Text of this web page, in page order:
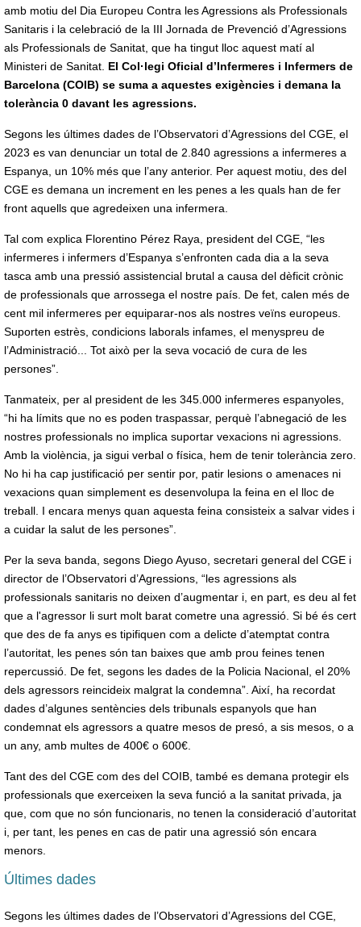
amb motiu del Dia Europeu Contra les Agressions als Professionals
Sanitaris i la celebració de la III Jornada de Prevenció d’Agressions
als Professionals de Sanitat, que ha tingut lloc aquest matí al
Ministeri de Sanitat. El Col·legi Oficial d’Infermeres i Infermers de
Barcelona (COIB) se suma a aquestes exigències i demana la
tolerància 0 davant les agressions.
Segons les últimes dades de l’Observatori d’Agressions del CGE, el
2023 es van denunciar un total de 2.840 agressions a infermeres a
Espanya, un 10% més que l’any anterior. Per aquest motiu, des del
CGE es demana un increment en les penes a les quals han de fer
front aquells que agredeixen una infermera.
Tal com explica Florentino Pérez Raya, president del CGE, “les
infermeres i infermers d’Espanya s’enfronten cada dia a la seva
tasca amb una pressió assistencial brutal a causa del dèficit crònic
de professionals que arrossega el nostre país. De fet, calen més de
cent mil infermeres per equiparar-nos als nostres veïns europeus.
Suporten estrès, condicions laborals infames, el menyspreu de
l’Administració... Tot això per la seva vocació de cura de les
persones”.
Tanmateix, per al president de les 345.000 infermeres espanyoles,
“hi ha límits que no es poden traspassar, perquè l’abnegació de les
nostres professionals no implica suportar vexacions ni agressions.
Amb la violència, ja sigui verbal o física, hem de tenir tolerància zero.
No hi ha cap justificació per sentir por, patir lesions o amenaces ni
vexacions quan simplement es desenvolupa la feina en el lloc de
treball. I encara menys quan aquesta feina consisteix a salvar vides i
a cuidar la salut de les persones”.
Per la seva banda, segons Diego Ayuso, secretari general del CGE i
director de l’Observatori d’Agressions, “les agressions als
professionals sanitaris no deixen d’augmentar i, en part, es deu al fet
que a l'agressor li surt molt barat cometre una agressió. Si bé és cert
que des de fa anys es tipifiquen com a delicte d’atemptat contra
l’autoritat, les penes són tan baixes que amb prou feines tenen
repercussió. De fet, segons les dades de la Policia Nacional, el 20%
dels agressors reincideix malgrat la condemna”. Així, ha recordat
dades d’algunes sentències dels tribunals espanyols que han
condemnat els agressors a quatre mesos de presó, a sis mesos, o a
un any, amb multes de 400€ o 600€.
Tant des del CGE com des del COIB, també es demana protegir els
professionals que exerceixen la seva funció a la sanitat privada, ja
que, com que no són funcionaris, no tenen la consideració d’autoritat
i, per tant, les penes en cas de patir una agressió són encara
menors.
Últimes dades
Segons les últimes dades de l’Observatori d’Agressions del CGE,